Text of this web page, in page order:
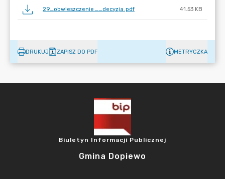
29_obwieszczenie__decyzja.pdf 41.53 KB
DRUKUJ ZAPISZ DO PDF METRYCZKA
Biuletyn Informacji Publicznej
Gmina Dopiewo